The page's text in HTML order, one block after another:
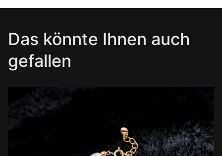
Das könnte Ihnen auch
gefallen